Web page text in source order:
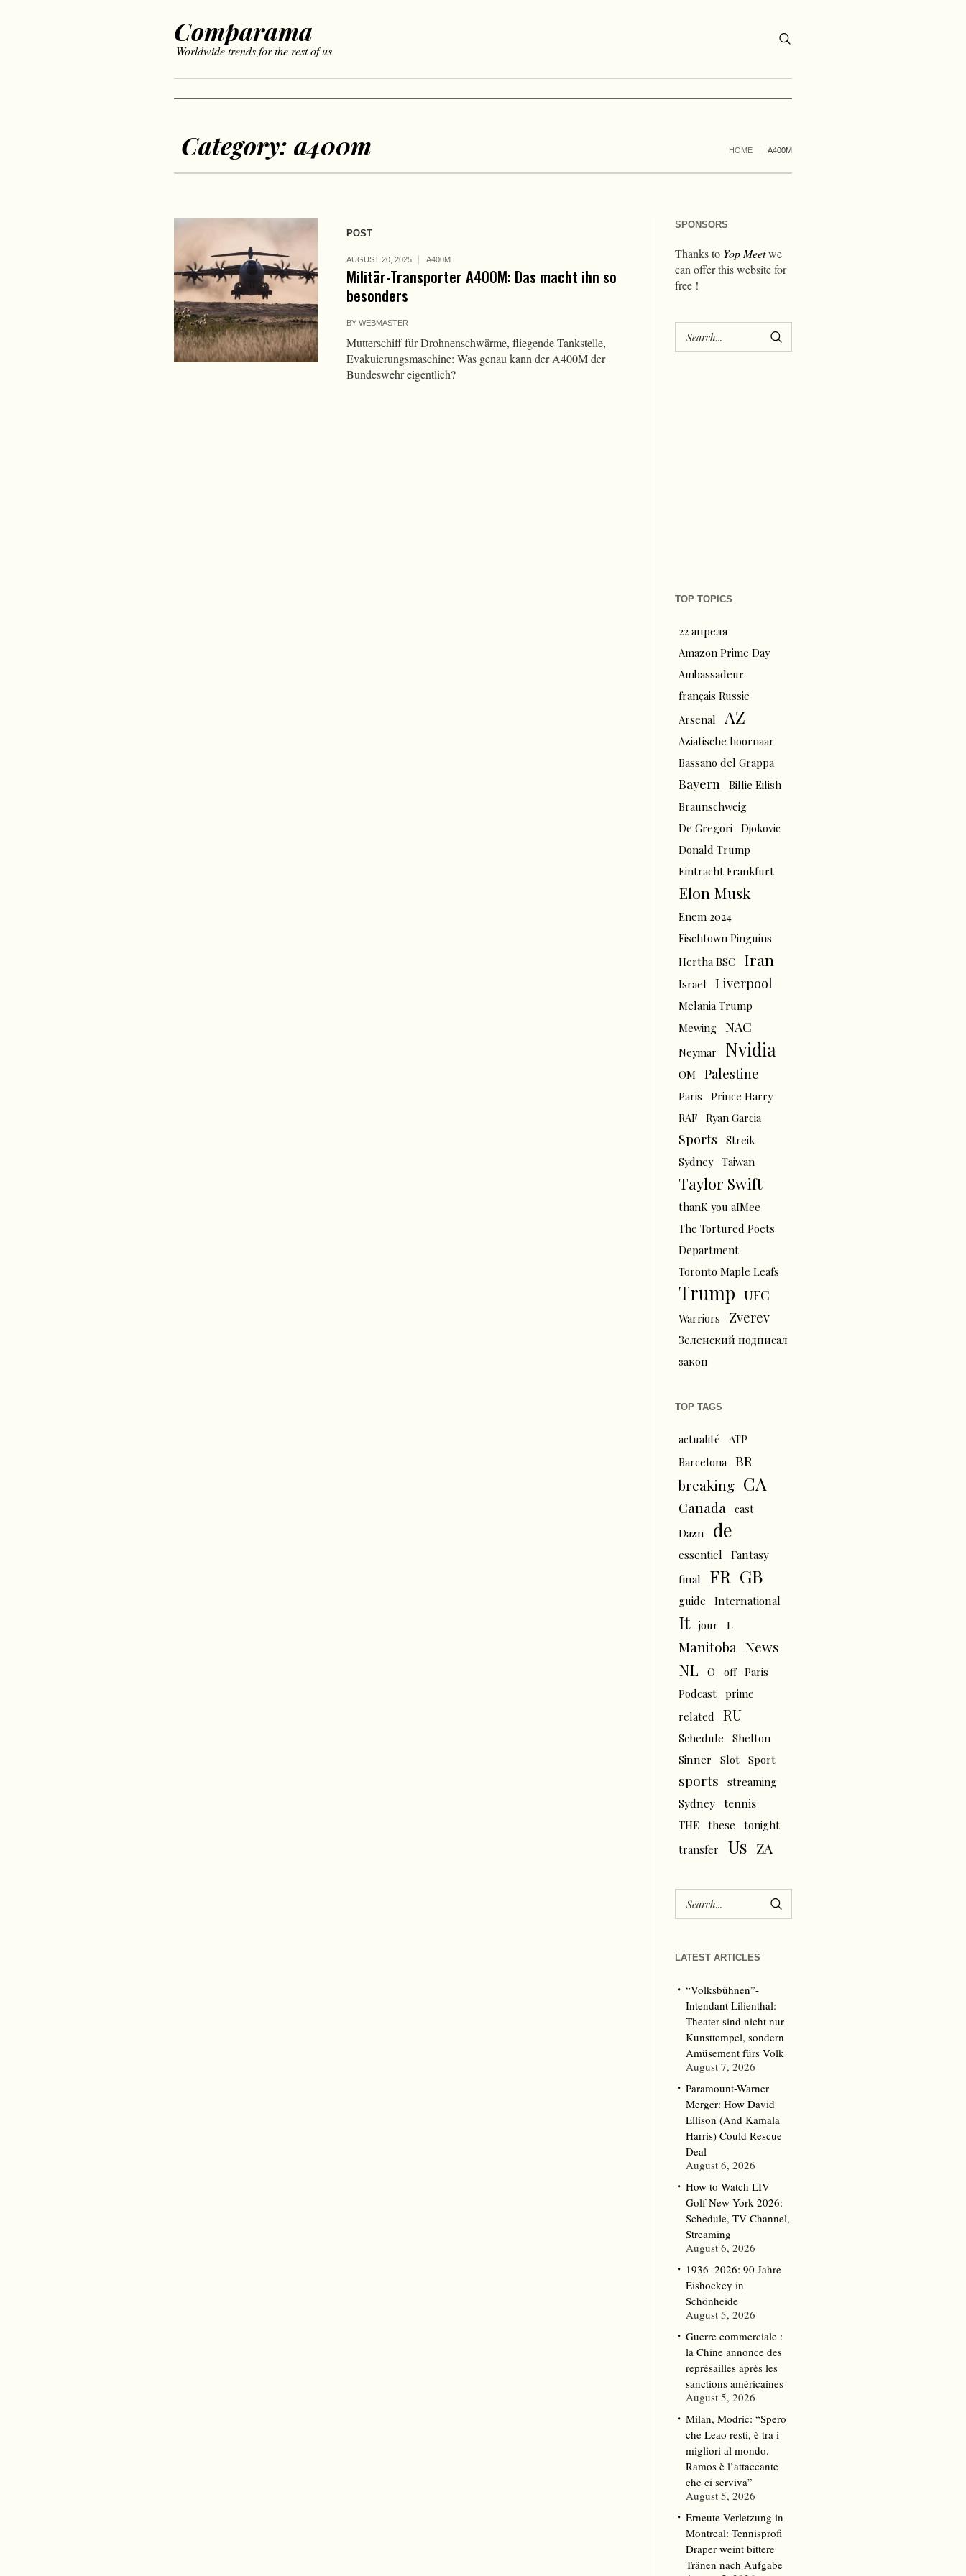
Comparama
Worldwide trends for the rest of us
Category: a400m HOME A400M
POST
AUGUST 20, 2025 A400M
Militär-Transporter A400M: Das macht ihn so
besonders
BY WEBMASTER
Mutterschiff für Drohnenschwärme, fliegende Tankstelle,
Evakuierungsmaschine: Was genau kann der A400M der
Bundeswehr eigentlich?
SPONSORS
Thanks to Yop Meetwe
can offer this website for
free !
TOP TOPICS
22 апреля
Amazon Prime Day
Ambassadeur
français Russie
Arsenal
AZ
Aziatische hoornaar
Bassano del Grappa
Bayern
Billie Eilish
Braunschweig
De Gregori
Djokovic
Donald Trump
Eintracht Frankfurt
Elon Musk
Enem 2024
Fischtown Pinguins
Hertha BSC
Iran
Israel Liverpool
Melania Trump
Mewing
NAC
Neymar Nvidia
OM Palestine
Paris
Prince Harry
RAF
Ryan Garcia
Sports
Streik
Sydney
Taiwan
Taylor Swift
thanK you aIMee
The Tortured Poets
Department
Toronto Maple Leafs
Trump UFC
Warriors Zverev
Зеленский подписал
закон
TOP TAGS
actualité
ATP
Barcelona
BR
breaking CA
Canada
cast
Dazn
de
essentiel
Fantasy
final
FR GB
guide International
It jour L
Manitoba News
NL O off
Paris
Podcast
prime
related
RU
Schedule
Shelton
Sinner
Slot Sport
sports
streaming
Sydney
tennis
THE these
tonight
transfer
Us ZA
LATEST ARTICLES
“Volksbühnen”-
Intendant Lilienthal:
Theater sind nicht nur
Kunsttempel, sondern
Amüsement fürs Volk
August 7, 2026
Paramount-Warner
Merger: How David
Ellison (And Kamala
Harris) Could Rescue
Deal
August 6, 2026
How to Watch LIV
Golf New York 2026:
Schedule, TV Channel,
Streaming
August 6, 2026
1936–2026: 90 Jahre
Eishockey in
Schönheide
August 5, 2026
Guerre commerciale :
la Chine annonce des
représailles après les
sanctions américaines
August 5, 2026
Milan, Modric: “Spero
che Leao resti, è tra i
migliori al mondo.
Ramos è l’attaccante
che ci serviva”
August 5, 2026
Erneute Verletzung in
Montreal: Tennisprofi
Draper weint bittere
Tränen nach Aufgabe